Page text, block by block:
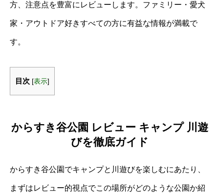
方、注意点を豊富にレビューします。ファミリー・愛犬
家・アウトドア好きすべての方に有益な情報が満載で
す。
目次 [表示]
からすき谷公園 レビュー キャンプ 川遊
びを徹底ガイド
からすき谷公園でキャンプと川遊びを楽しむにあたり、
まずはレビュー的視点でこの場所がどのような公園か紹